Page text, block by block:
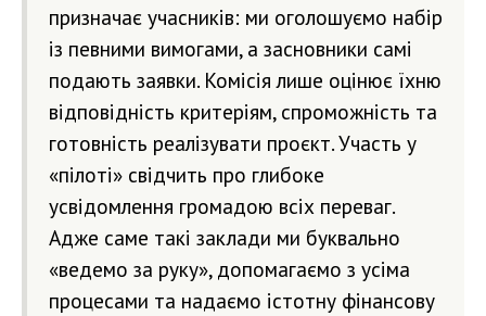
призначає учасників: ми оголошуємо набір
із певними вимогами, а засновники самі
подають заявки. Комісія лише оцінює їхню
відповідність критеріям, спроможність та
готовність реалізувати проєкт. Участь у
«пілоті» свідчить про глибоке
усвідомлення громадою всіх переваг.
Адже саме такі заклади ми буквально
«ведемо за руку», допомагаємо з усіма
процесами та надаємо істотну фінансову